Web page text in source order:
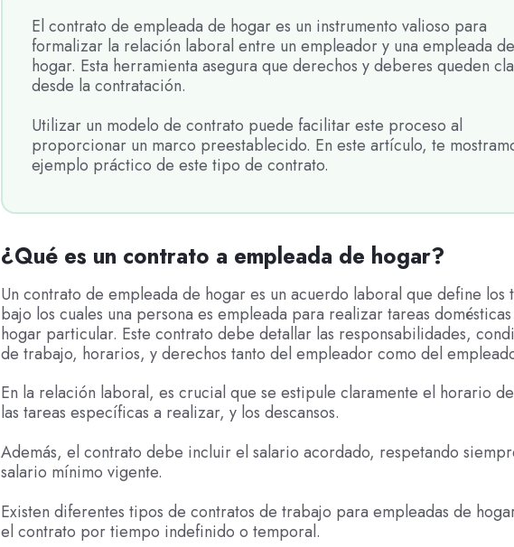
El contrato de empleada de hogar es un instrumento valioso para
formalizar la relación laboral entre un empleador y una empleada de
hogar. Esta herramienta asegura que derechos y deberes queden
desde la contratación.
Utilizar un modelo de contrato puede facilitar este proceso al
proporcionar un marco preestablecido. En este artículo, te
ejemplo práctico de este tipo de contrato.
¿Qué es un contrato a empleada de hogar?
Un contrato de empleada de hogar es un acuerdo laboral que define los
bajo los cuales una persona es empleada para realizar tareas
hogar particular. Este contrato debe detallar las responsabilidades,
de trabajo, horarios, y derechos tanto del empleador como del
En la relación laboral, es crucial que se estipule claramente el horario
las tareas específicas a realizar, y los descansos.
Además, el contrato debe incluir el salario acordado, respetando
salario mínimo vigente.
Existen diferentes tipos de contratos de trabajo para empleadas de
el contrato por tiempo indefinido o temporal.